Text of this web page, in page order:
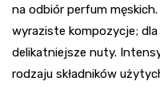
na odbiór perfum
wyraziste kompozycje;
delikatniejsze nuty.
rodzaju składników